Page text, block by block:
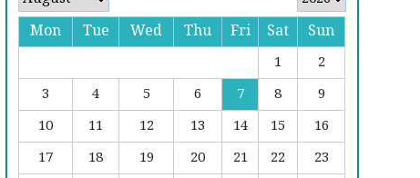
Mon Tue Wed Thu Fri Sat Sun
1
2
3
4 5 6 7 8
9
10
11 12 13 14 15
16
17
18 19 20 21 22
23